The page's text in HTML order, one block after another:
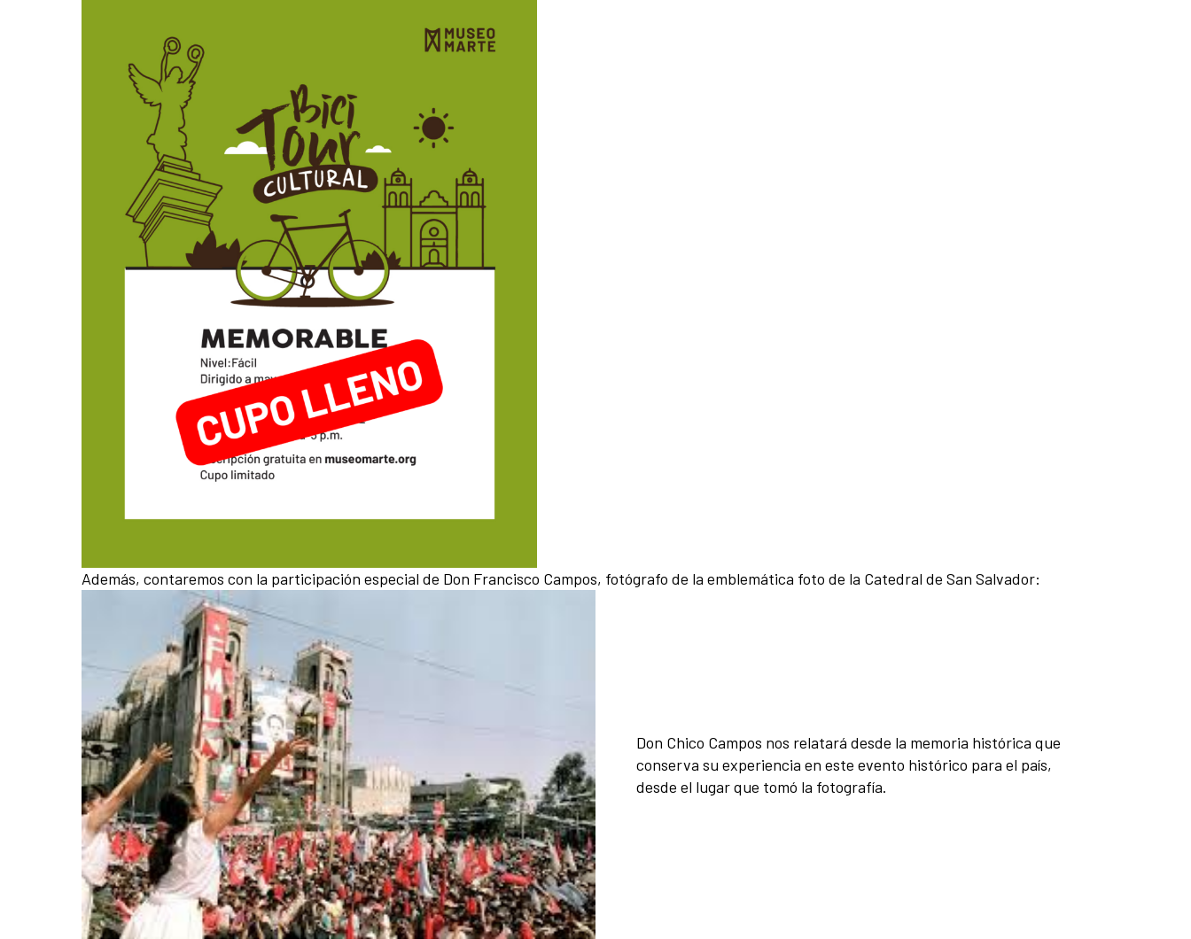
Además, contaremos con la participación especial de Don Francisco Campos, fotógrafo de la emblemática foto de la Catedral de San Salvador:
Don Chico Campos nos relatará desde la memoria histórica que
conserva su experiencia en este evento histórico para el país,
desde el lugar que tomó la fotografía.